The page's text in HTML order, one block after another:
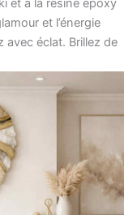
et à la résine époxy
et l’énergie
avec éclat. Brillez de